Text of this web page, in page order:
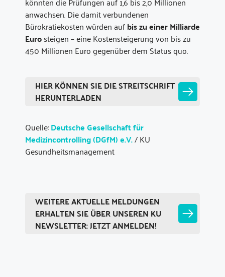
anwachsen. Die damit verbundenen
Bürokratiekosten würden aufbis zu einer Milliarde
Eurosteigen – eine Kostensteigerung von bis zu
450 Millionen Euro gegenüber dem Status quo.
HIER KÖNNEN SIE DIE STREITSCHRIFT
HERUNTERLADEN
Quelle:Deutsche Gesellschaft für
Medizincontrolling (DGfM) e.V./ KU
Gesundheitsmanagement
WEITERE AKTUELLE MELDUNGEN
ERHALTEN SIE ÜBER UNSEREN KU
NEWSLETTER: JETZT ANMELDEN!